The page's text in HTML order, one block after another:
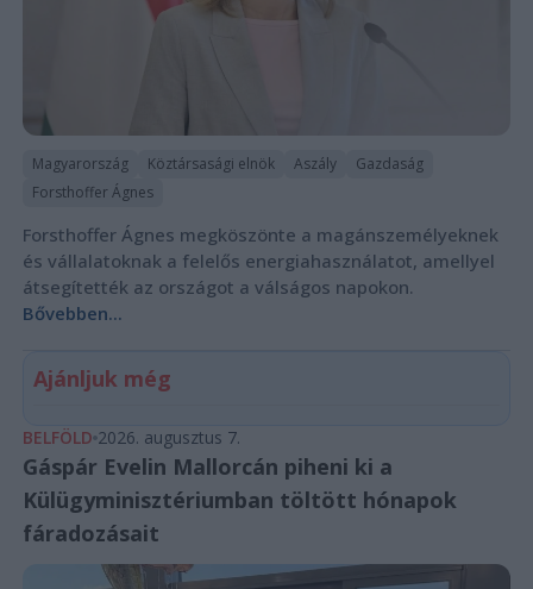
Magyarország Köztársasági elnök Aszály
Gazdaság
Forsthoffer Ágnes
Forsthoffer Ágnes megköszönte a magánszemélyeknek
és vállalatoknak a felelős energiahasználatot, amellyel
átsegítették az országot a válságos napokon.
Bővebben...
Ajánljuk még
BELFÖLD 2026. augusztus 7.
Gáspár Evelin Mallorcán piheni ki a
Külügyminisztériumban töltött hónapok
fáradozásait